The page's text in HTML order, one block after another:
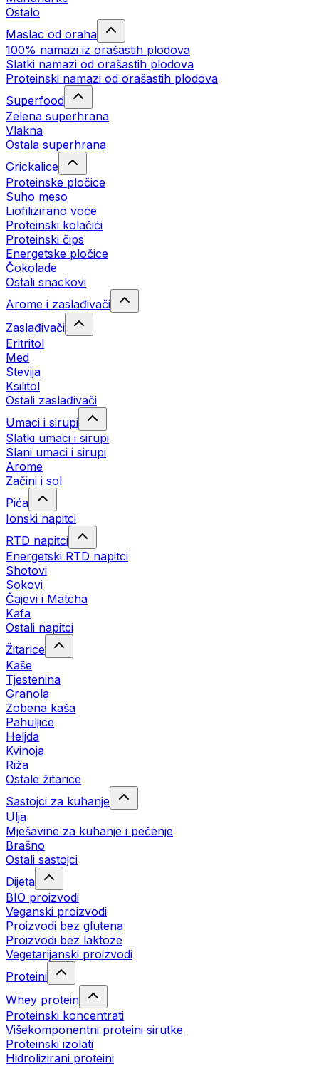
Ostalo
Maslac od oraha
100% namazi iz orašastih plodova
Slatki namazi od orašastih plodova
Proteinski namazi od orašastih plodova
Superfood
Zelena superhrana
Vlakna
Ostala superhrana
Grickalice
Proteinske pločice
Suho meso
Liofilizirano voće
Proteinski kolačići
Proteinski čips
Energetske pločice
Čokolade
Ostali snackovi
Arome i zaslađivači
Zaslađivači
Eritritol
Med
Stevija
Ksilitol
Ostali zaslađivači
Umaci i sirupi
Slatki umaci i sirupi
Slani umaci i sirupi
Arome
Začini i sol
Pića
Ionski napitci
RTD napitci
Energetski RTD napitci
Shotovi
Sokovi
Čajevi i Matcha
Kafa
Ostali napitci
Žitarice
Kaše
Tjestenina
Granola
Zobena kaša
Pahuljice
Heljda
Kvinoja
Riža
Ostale žitarice
Sastojci za kuhanje
Ulja
Mješavine za kuhanje i pečenje
Brašno
Ostali sastojci
Dijeta
BIO proizvodi
Veganski proizvodi
Proizvodi bez glutena
Proizvodi bez laktoze
Vegetarijanski proizvodi
Proteini
Whey protein
Proteinski koncentrati
Višekomponentni proteini sirutke
Proteinski izolati
Hidrolizirani proteini